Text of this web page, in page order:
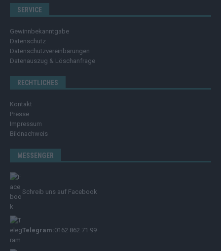
SERVICE
Gewinnbekanntgabe
Datenschutz
Datenschutzvereinbarungen
Datenauszug & Löschanfrage
RECHTLICHES
Kontakt
Presse
Impressum
Bildnachweis
MESSENGER
Schreib uns auf Facebook
Telegram:0162 862 71 99